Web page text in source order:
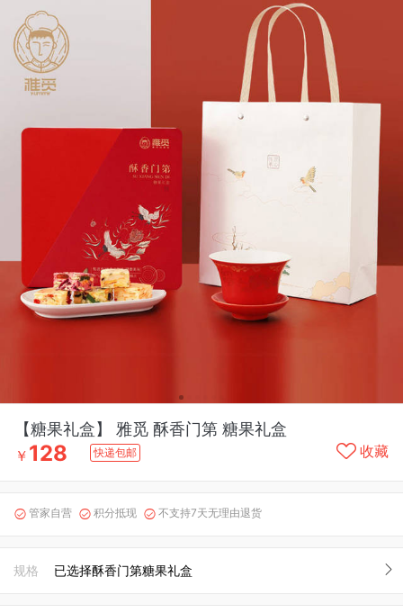
【糖果礼盒】 雅觅 酥香门第 糖果礼盒
￥ 128 快递包邮 收藏
 管家自营  积分抵现  不支持7天无理由退货
规格 已选择酥香门第糖果礼盒